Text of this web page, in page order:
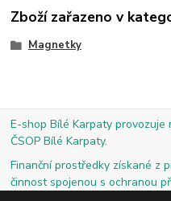
Zboží zařazeno v
Magnetky
E-shop Bílé Karpaty
ČSOP Bílé Karpaty.
Finanční prostředky získané z
činnost spojenou s ochranou